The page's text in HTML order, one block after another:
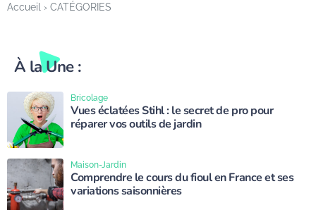
Accueil › CATÉGORIES
À la Une :
Vues éclatées Stihl : le secret de pro pour
réparer vos outils de jardin
Bricolage
Comprendre le cours du fioul en France et ses
variations saisonnières
Maison-Jardin